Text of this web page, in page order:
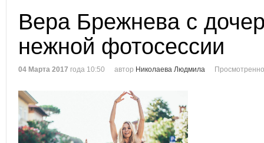
Вера Брежнева с
нежной фотосессии
04 Марта 2017 года 10:50 автор Николаева Людмила